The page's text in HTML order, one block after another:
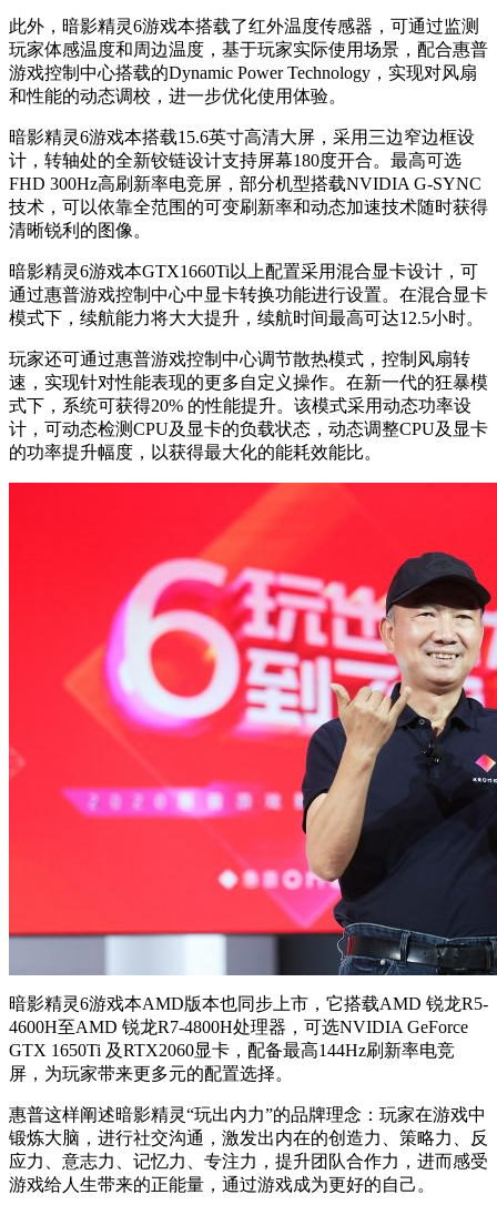
此外，暗影精灵6游戏本搭载了红外温度传感器，可通过监测
玩家体感温度和周边温度，基于玩家实际使用场景，配合惠普
游戏控制中心搭载的Dynamic Power Technology，实现对风扇
和性能的动态调校，进一步优化使用体验。
暗影精灵6游戏本搭载15.6英寸高清大屏，采用三边窄边框设
计，转轴处的全新铰链设计支持屏幕180度开合。最高可选
FHD 300Hz高刷新率电竞屏，部分机型搭载NVIDIA G-SYNC
技术，可以依靠全范围的可变刷新率和动态加速技术随时获得
清晰锐利的图像。
暗影精灵6游戏本GTX1660Ti以上配置采用混合显卡设计，可
通过惠普游戏控制中心中显卡转换功能进行设置。在混合显卡
模式下，续航能力将大大提升，续航时间最高可达12.5小时。
玩家还可通过惠普游戏控制中心调节散热模式，控制风扇转
速，实现针对性能表现的更多自定义操作。在新一代的狂暴模
式下，系统可获得20% 的性能提升。该模式采用动态功率设
计，可动态检测CPU及显卡的负载状态，动态调整CPU及显卡
的功率提升幅度，以获得最大化的能耗效能比。
暗影精灵6游戏本AMD版本也同步上市，它搭载AMD 锐龙R5-
4600H至AMD 锐龙R7-4800H处理器，可选NVIDIA GeForce
GTX 1650Ti 及RTX2060显卡，配备最高144Hz刷新率电竞
屏，为玩家带来更多元的配置选择。
惠普这样阐述暗影精灵“玩出内力”的品牌理念：玩家在游戏中
锻炼大脑，进行社交沟通，激发出内在的创造力、策略力、反
应力、意志力、记忆力、专注力，提升团队合作力，进而感受
游戏给人生带来的正能量，通过游戏成为更好的自己。